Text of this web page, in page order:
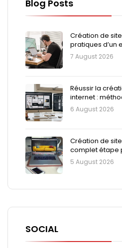
Blog Posts
Création de
pratiques d’un
7 August 2026
Réussir la
internet :
6 August 2026
Création de
complet étape
5 August 2026
SOCIAL